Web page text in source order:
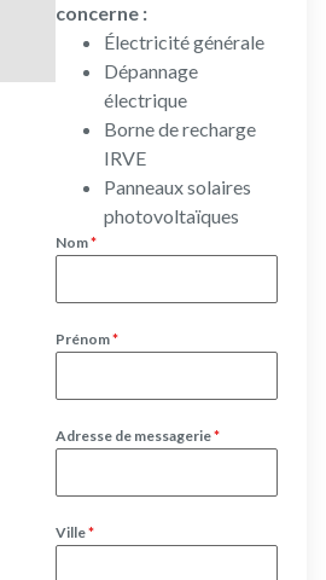
concerne :
Électricité générale
Dépannage
électrique
Borne de recharge
IRVE
Panneaux solaires
photovoltaïques
Nom*
Prénom*
Adresse de messagerie*
Ville*